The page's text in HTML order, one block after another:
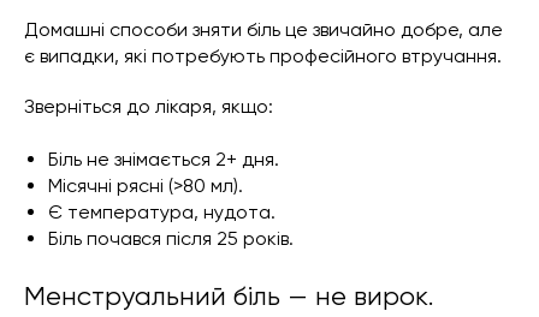
Домашні способи зняти біль це звичайно добре, але
є випадки, які потребують професійного втручання.
Зверніться до лікаря, якщо:
Біль не знімається 2+ дня.
Місячні рясні (>80 мл).
Є температура, нудота.
Біль почався після 25 років.
Менструальний біль — не вирок.